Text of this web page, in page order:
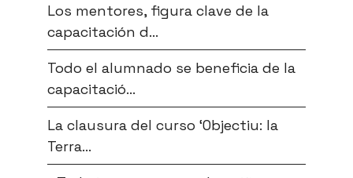
Los mentores, figura clave de la
capacitación d...
Todo el alumnado se beneficia de la
capacitació...
La clausura del curso ‘Objectiu: la
Terra...